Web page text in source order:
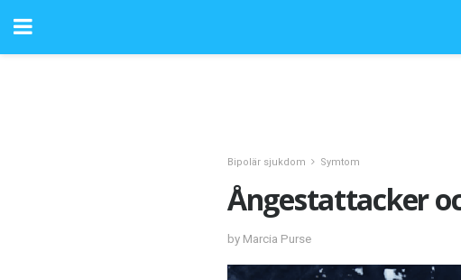
Bipolär sjukdom Symtom
Ångestattacker
by Marcia Purse